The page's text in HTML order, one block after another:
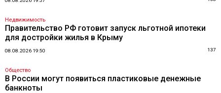
Недвижимость
Правительство РФ готовит запуск льготной ипотеки
для достройки жилья в Крыму
08.08.2026 19:50 137
Общество
В России могут появиться пластиковые денежные
банкноты